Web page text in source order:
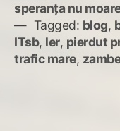
speranța nu
Tagged: blog,
ITsb, ler, pierdut
trafic mare,